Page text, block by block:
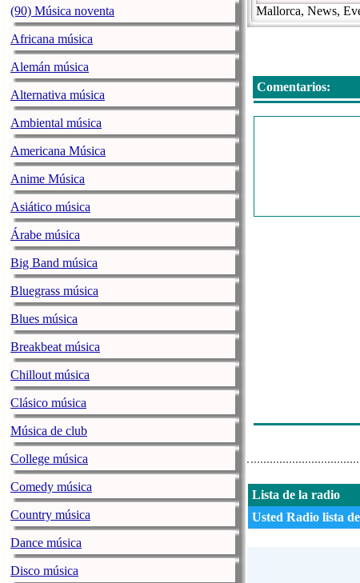
(90) Música noventa
Africana música
Alemán música
Alternativa música
Ambiental música
Americana Música
Anime Música
Asiático música
Árabe música
Big Band música
Bluegrass música
Blues música
Breakbeat música
Chillout música
Clásico música
Música de club
College música
Comedy música
Country música
Dance música
Disco música
Mallorca, News,
Comentarios:
Lista de la radio
Usted Radio lista